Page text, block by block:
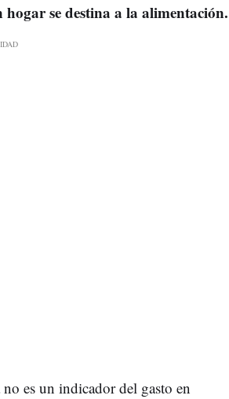
se destina a la alimentación.
es un indicador del gasto en